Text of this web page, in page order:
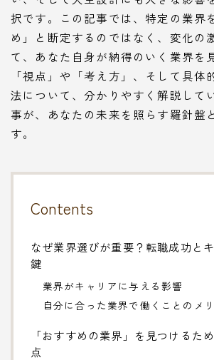
択です。この記事では、特定の業界
め」と断定するのではなく、変化の
て、あなた自身が納得のいく業界を
「視点」や「考え方」、そして具体
法について、分かりやすく解説して
事が、あなたの未来を照らす羅針盤
す。
Contents
なぜ業界選びが重要？転職成功と
鍵
業界がキャリアに与える影響
自分に合った業界で働くことのメ
「おすすめの業界」を見つけるた
点